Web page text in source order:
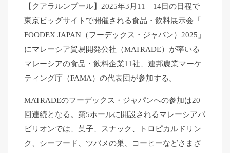
【クアラルンプール】2025年3月11―14日の日程で
東京ビッグサイトで開催される食品・飲料展示会「
FOODEX JAPAN（フーデックス・ジャパン）2025」
にマレーシア貿易開発公社（MATRADE） が率いる
マレーシアの食品・飲料企業11社、 連邦農業マーケ
ティング庁（FAMA）の代表団が参加する。
MATRADEのフーデックス・ ジャパンへの参加は20
回連続となる。 第5ホールに開設されるマレーシアパ
ビリオンでは、菓子、 スナック、トロピカルドリン
ク、シーフード、ツバメの巣、
コーヒーなどさまざ